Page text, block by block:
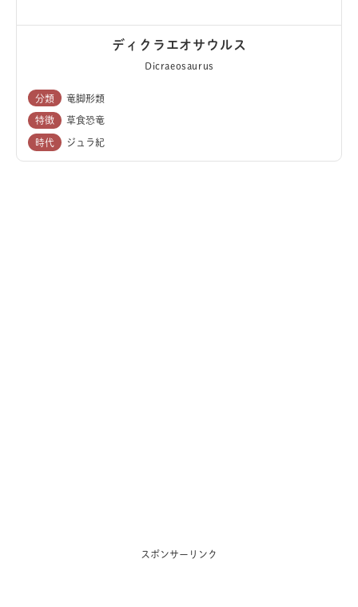
ディクラエオサウルス
Dicraeosaurus
分類 竜脚形類
特徴 草食恐竜
時代 ジュラ紀
スポンサーリンク